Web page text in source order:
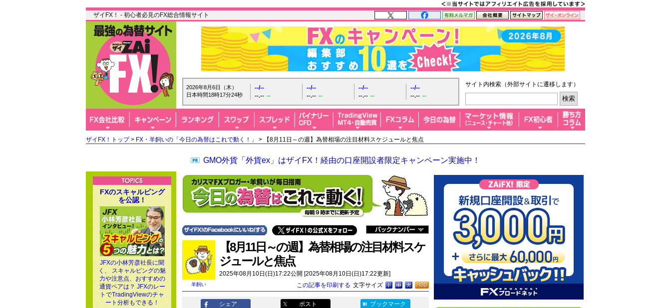
ザイFX！ - 初心者必見のFX総合情報サイト
2026年8月6日（木）
日本時間18時17分25秒
--/--
--.-- --
--/--
--.-- --
--/--
--.-- --
--/--
--.-- --
サイト内検索（外部サイトに遷移します）
ザイFX！トップ> FX・羊飼いの「今日の為替はこれで動く！」 > 【8月11日～の週】為替相場の注目材料スケジュールと焦点
GMO外貨「外貨ex」はザイFX！経由の口座開設者限定キャンペーン実施中！
羊飼い
【8月11日～の週】為替相場の注目材料スケ
ジュールと焦点
2025年08月10日(日)17:22公開 [2025年08月10日(日)17:22更新]
文字サイズ
この記事を印刷する
シェア ポスト ブックマーク
FXのスキャルピング
を公認！
JFXの小林芳彦社長に聞
く、 スキャルピングの魅
力や注意点、おすすめの
通貨ペアは？ JFXのレー
トでTradingViewのチャ
ート分析もできる！